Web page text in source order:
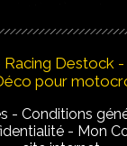
Racing Destock -
pour
Conditions
Mon